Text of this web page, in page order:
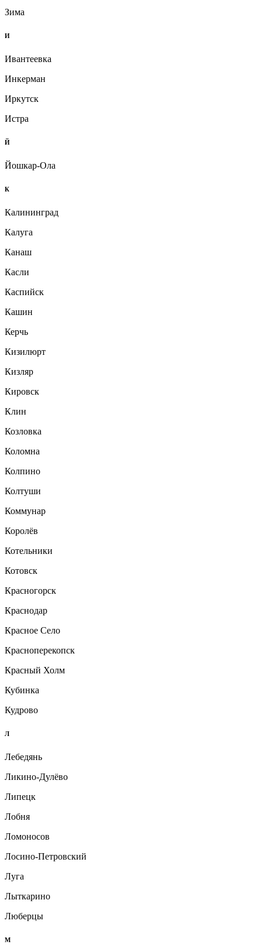
Зима
И
Ивантеевка
Инкерман
Иркутск
Истра
Й
Йошкар-Ола
К
Калининград
Калуга
Канаш
Касли
Каспийск
Кашин
Керчь
Кизилюрт
Кизляр
Кировск
Клин
Козловка
Коломна
Колпино
Колтуши
Коммунар
Королёв
Котельники
Котовск
Красногорск
Краснодар
Красное Село
Красноперекопск
Красный Холм
Кубинка
Кудрово
Л
Лебедянь
Ликино-Дулёво
Липецк
Лобня
Ломоносов
Лосино-Петровский
Луга
Лыткарино
Люберцы
М